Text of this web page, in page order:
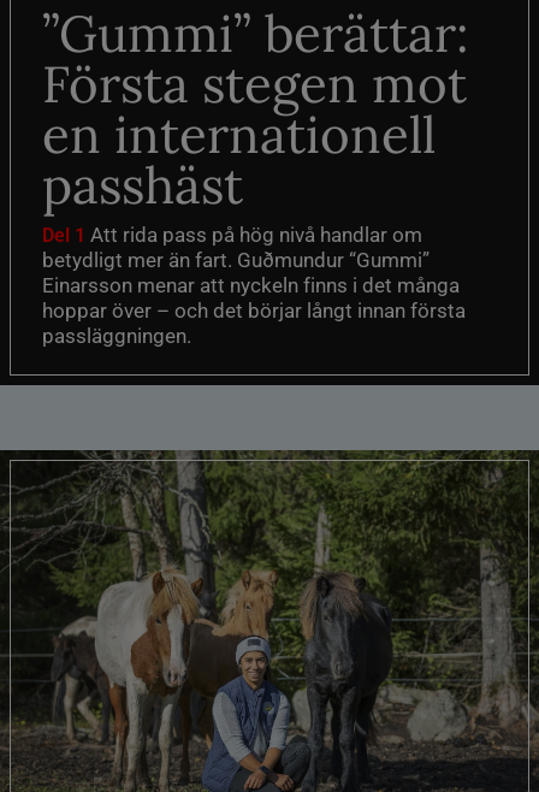
”Gummi” berättar:
Första stegen mot
en internationell
passhäst
Del 1 Att rida pass på hög nivå handlar om
betydligt mer än fart. Guðmundur “Gummi”
Einarsson menar att nyckeln finns i det många
hoppar över – och det börjar långt innan första
passläggningen.